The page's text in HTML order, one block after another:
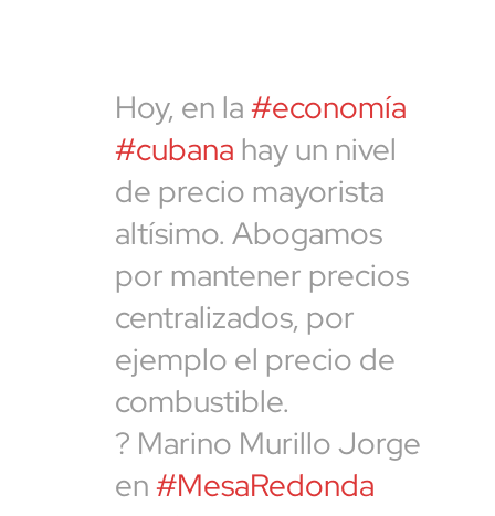
Hoy, en la#economía
#cubana hay un nivel
de precio mayorista
altísimo. Abogamos
por mantener precios
centralizados, por
ejemplo el precio de
combustible.
? Marino Murillo Jorge
en#MesaRedonda